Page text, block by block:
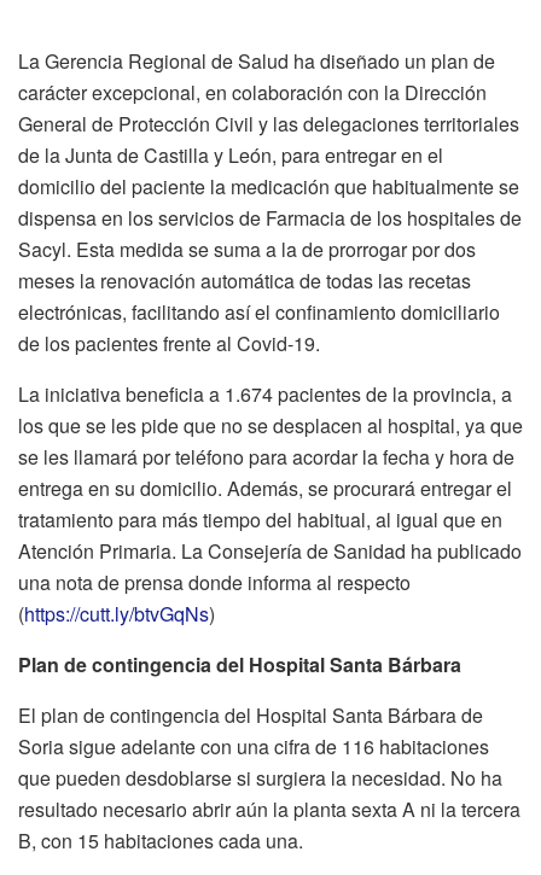
La Gerencia Regional de Salud ha diseñado un plan de
carácter excepcional, en colaboración con la Dirección
General de Protección Civil y las delegaciones territoriales
de la Junta de Castilla y León, para entregar en el
domicilio del paciente la medicación que habitualmente se
dispensa en los servicios de Farmacia de los hospitales de
Sacyl. Esta medida se suma a la de prorrogar por dos
meses la renovación automática de todas las recetas
electrónicas, facilitando así el confinamiento domiciliario
de los pacientes frente al Covid-19.
La iniciativa beneficia a 1.674 pacientes de la provincia, a
los que se les pide que no se desplacen al hospital, ya que
se les llamará por teléfono para acordar la fecha y hora de
entrega en su domicilio. Además, se procurará entregar el
tratamiento para más tiempo del habitual, al igual que en
Atención Primaria. La Consejería de Sanidad ha publicado
una nota de prensa donde informa al respecto
(https://cutt.ly/btvGqNs)
Plan de contingencia del Hospital Santa Bárbara
El plan de contingencia del Hospital Santa Bárbara de
Soria sigue adelante con una cifra de 116 habitaciones
que pueden desdoblarse si surgiera la necesidad. No ha
resultado necesario abrir aún la planta sexta A ni la tercera
B, con 15 habitaciones cada una.